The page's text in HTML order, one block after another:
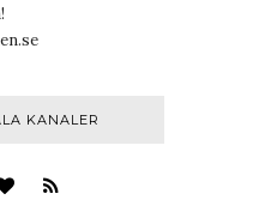
KANALER